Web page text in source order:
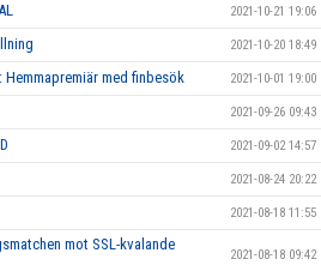
2021-10-21 19:06
2021-10-20 18:49
med finbesök 2021-10-01 19:00
2021-09-26 09:43
2021-09-02 14:57
2021-08-24 20:22
2021-08-18 11:55
mot SSL-kvalande
2021-08-18 09:42